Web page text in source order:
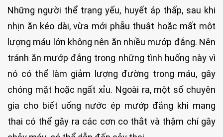
Những người thể trạng yếu, huyết áp thấp, sau khi
nhịn ăn kéo dài, vừa mới phẫu thuật hoặc mất một
lượng máu lớn không nên ăn nhiều mướp đắng. Nên
tránh ăn mướp đắng trong những tình huống này vì
nó có thể làm giảm lượng đường trong máu, gây
chóng mặt hoặc ngất xỉu. Ngoài ra, một số chuyên
gia cho biết uống nước ép mướp đắng khi mang
thai có thể gây ra các cơn co thắt và thậm chí gây